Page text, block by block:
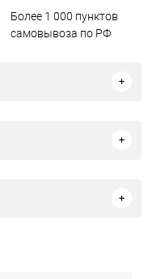
Более 1 000 пунктов
самовывоза по РФ